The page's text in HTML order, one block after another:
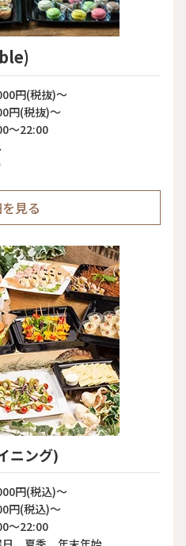
円(税抜)～
円(税抜)～
～22:00
見る
ニング)
円(税込)～
円(税込)～
～22:00